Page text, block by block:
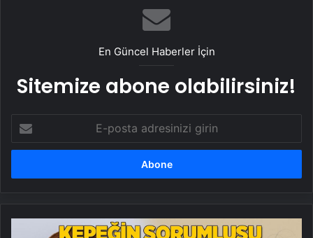
En Güncel Haberler İçin
Sitemize abone olabilirsiniz!
posta
adresinizi